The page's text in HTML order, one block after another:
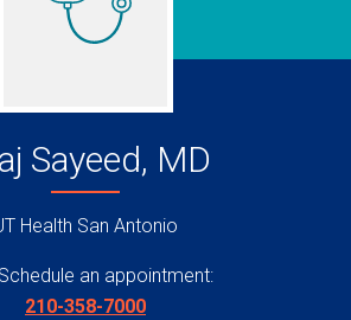
Sayeed, MD
Health San Antonio
Schedule an appointment:
210-358-7000